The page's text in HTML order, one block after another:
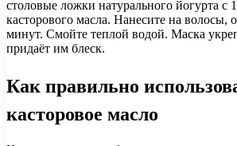
столовые ложки натурального йогурта с
касторового масла. Нанесите на волосы,
минут. Смойте теплой водой. Маска
придаёт им блеск.
Как правильно
касторовое масло